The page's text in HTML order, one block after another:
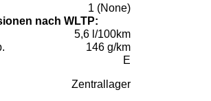
1 (None)
nach WLTP:
5,6 l/100km
146 g/km
E
Zentrallager